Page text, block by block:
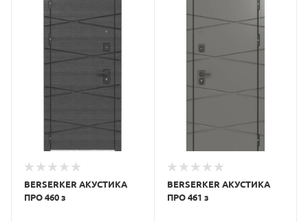
BERSERKER АКУСТИКА
ПРО 460 з
BERSERKER АКУСТИКА
ПРО 461 з